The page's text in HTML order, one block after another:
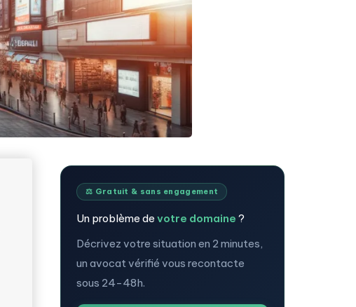
⚖️ Gratuit & sans engagement
Un problème de votre domaine ?
Décrivez votre situation en 2 minutes,
un avocat vérifié vous recontacte
sous 24-48h.